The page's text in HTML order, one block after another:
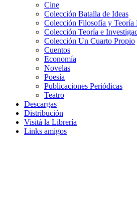
Cine
Colección Batalla de Ideas
Colección Filosofía y Teoría
Colección Teoría e
Colección Un Cuarto Propio
Cuentos
Economía
Novelas
Poesía
Publicaciones Periódicas
Teatro
Descargas
Distribución
Visitá la Librería
Links amigos